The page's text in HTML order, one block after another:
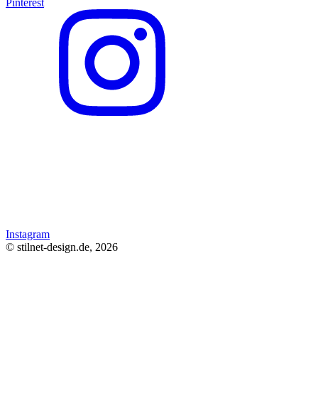
Pinterest
Instagram
© stilnet-design.de, 2026